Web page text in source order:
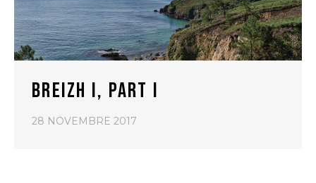
BREIZH I, PART I
28 NOVEMBRE 2017